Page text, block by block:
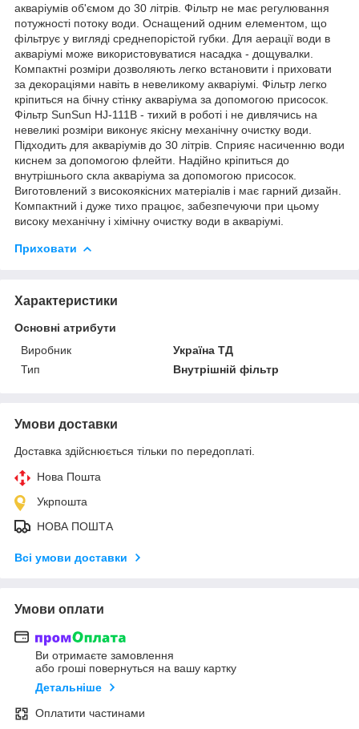
акваріумів об'ємом до 30 літрів. Фільтр не має регулювання
потужності потоку води. Оснащений одним елементом, що
фільтрує у вигляді среднепорістой губки. Для аерації води в
акваріумі може використовуватися насадка - дощувалки.
Компактні розміри дозволяють легко встановити і приховати
за декораціями навіть в невеликому акваріумі. Фільтр легко
кріпиться на бічну стінку акваріума за допомогою присосок.
Фільтр SunSun HJ-111B - тихий в роботі і не дивлячись на
невеликі розміри виконує якісну механічну очистку води.
Підходить для акваріумів до 30 літрів. Сприяє насиченню води
киснем за допомогою флейти. Надійно кріпиться до
внутрішнього скла акваріума за допомогою присосок.
Виготовлений з високоякісних матеріалів і має гарний дизайн.
Компактний і дуже тихо працює, забезпечуючи при цьому
високу механічну і хімічну очистку води в акваріумі.
Приховати
Характеристики
Основні атрибути
Виробник
Україна ТД
Тип
Внутрішній фільтр
Умови доставки
Доставка здійснюється тільки по передоплаті.
Нова Пошта
Укрпошта
НОВА ПОШТА
Всі умови доставки
Умови оплати
Ви отримаєте замовлення
або гроші повернуться на вашу картку
Детальніше
Оплатити частинами